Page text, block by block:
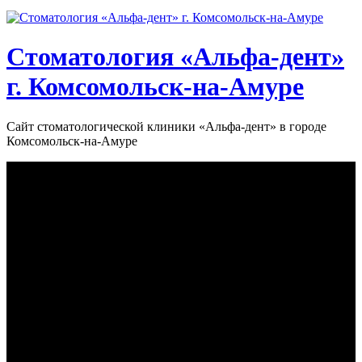
Стоматология «‎Альфа-дент»‎
г. Комсомольск-на-Амуре
Сайт стоматологической клиники «‎Альфа-дент» в городе
Комсомольск-на-Амуре